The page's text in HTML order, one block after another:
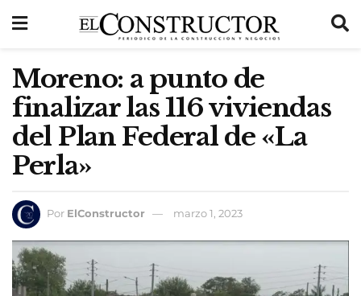
Moreno: a punto de
finalizar las 116 viviendas
del Plan Federal de «La
Perla»
Por ElConstructor marzo 1, 2023